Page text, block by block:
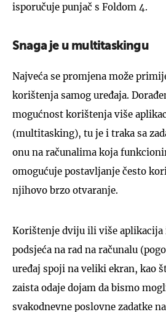
isporučuje punjač s Foldom 4.
Snaga je u multitaskingu
Najveća se promjena može
korištenja samog uređaja.
mogućnost korištenja više
(multitasking), tu je i traka sa
onu na računalima koja
omogućuje postavljanje često
njihovo brzo otvaranje.
Korištenje dviju ili više aplikacija
podsjeća na rad na računalu
uređaj spoji na veliki ekran, kao
zaista odaje dojam da bismo
svakodnevne poslovne zadatke